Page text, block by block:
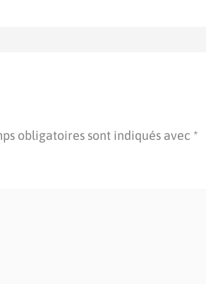
obligatoires sont indiqués avec *